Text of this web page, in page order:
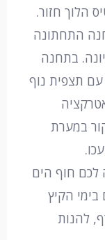
הלוך חזור.
התחתונה
בתחנה
עם תצפית נוף
במערת
חוף הים
הקיץ
להנות